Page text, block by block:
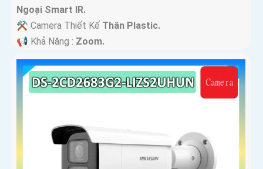
Ngoại Smart IR.
⚒ Camera Thiết Kế Thân Plastic.
️📢 Khả Năng : Zoom.